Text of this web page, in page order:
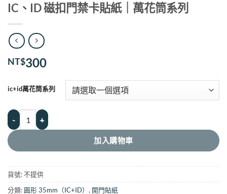
IC、ID 磁扣門禁卡貼紙｜萬花筒系列
NT$300
ic+id萬花筒系列
IC、ID 磁扣門禁卡貼紙｜萬花筒系列 數量
加入購物車
貨號:不提供
分類: 圓形 35mm（IC+ID） , 開門貼紙